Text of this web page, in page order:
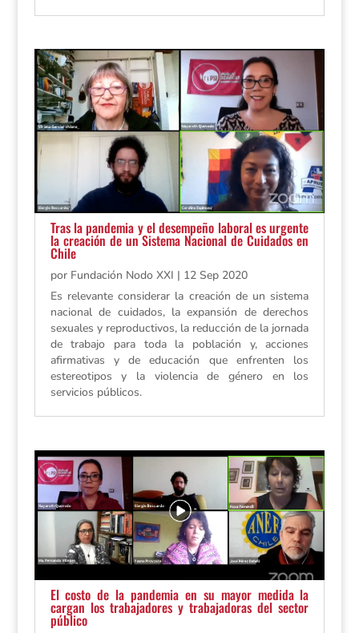
Tras la pandemia y el desempeño laboral es urgente
la creación de un Sistema Nacional de Cuidados en
Chile
por Fundación Nodo XXI | 12 Sep 2020
Es relevante considerar la creación de un sistema
nacional de cuidados, la expansión de derechos
sexuales y reproductivos, la reducción de la jornada
de trabajo para toda la población y, acciones
afirmativas y de educación que enfrenten los
estereotipos y la violencia de género en los
servicios públicos.
El costo de la pandemia en su mayor medida la
cargan los trabajadores y trabajadoras del sector
público